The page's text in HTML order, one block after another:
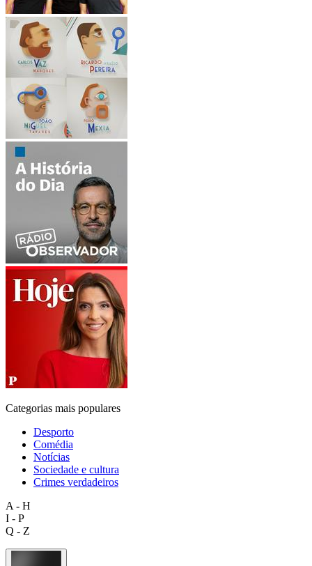
Categorias mais populares
Desporto
Comédia
Notícias
Sociedade e cultura
Crimes verdadeiros
A - H
I - P
Q - Z